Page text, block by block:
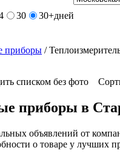
30 30+дней
приборы /
приборы в
объявлений от
о товаре у лучших